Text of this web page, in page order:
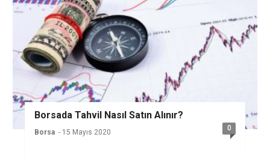
Borsada Tahvil Nasıl Satın Alınır?
Borsa - 15 Mayıs 2020 0